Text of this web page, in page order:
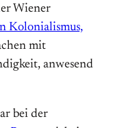
Wiener
Kolonialismus,
mit
anwesend
bei der